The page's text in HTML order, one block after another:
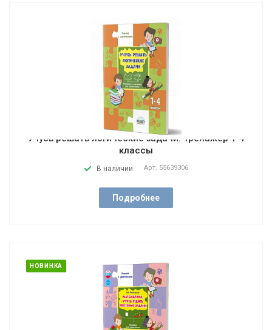
Учусь решать логические задачи. Тренажер 1-4
классы
В наличии Арт. 55639306
Подробнее
НОВИНКА